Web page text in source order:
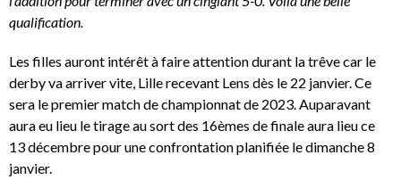
qualification.
Les filles auront intérêt à faire attention durant la trêve car le
derby va arriver vite, Lille recevant Lens dès le 22 janvier. Ce
sera le premier match de championnat de 2023. Auparavant
aura eu lieu le tirage au sort des 16èmes de finale aura lieu ce
13 décembre pour une confrontation planifiée le dimanche 8
janvier.